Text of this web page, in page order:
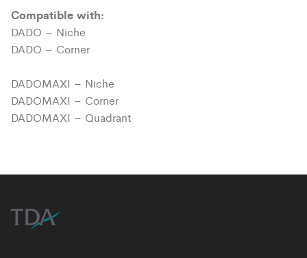
Compatible with:
DADO – Niche
DADO – Corner
DADOMAXI – Niche
DADOMAXI – Corner
DADOMAXI – Quadrant